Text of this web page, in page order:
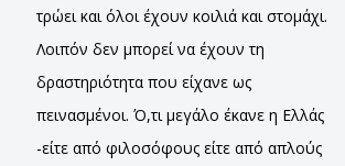
τρώει και όλοι έχουν κοιλιά και στομάχι.
Λοιπόν δεν μπορεί να έχουν τη
δραστηριότητα που είχανε ως
πεινασμένοι. Ό,τι μεγάλο έκανε η Ελλάς
-είτε από φιλοσόφους είτε από απλούς